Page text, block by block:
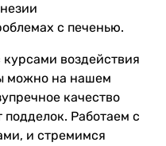
с печенью.
воздействия
можно на нашем
качество
Работаем с
и стремимся